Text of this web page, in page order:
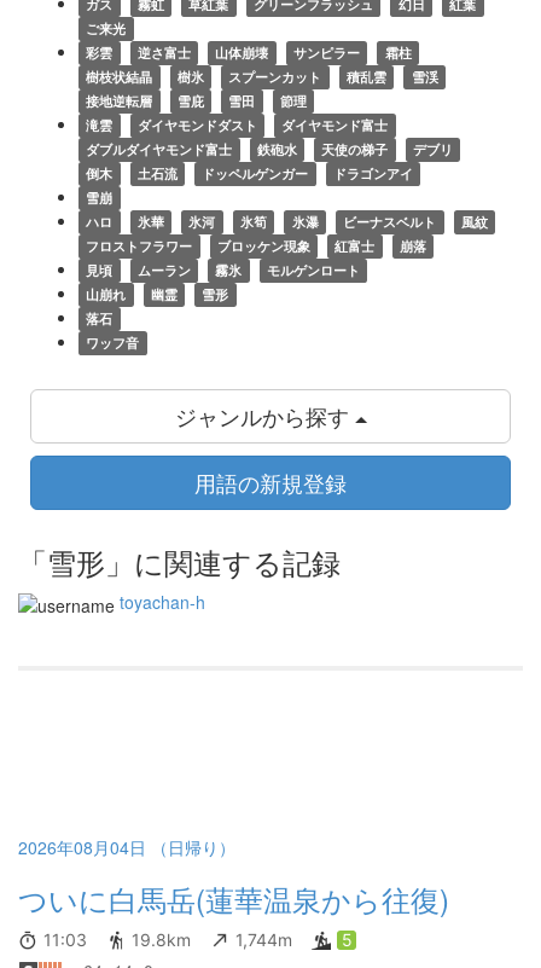
ガス
霧虹 草紅葉 グリーンフラッシュ 幻日
紅葉
ご来光
彩雲
逆さ富士 山体崩壊 サンピラー
霜柱
樹枝状結晶
樹氷 スプーンカット 積乱雲
雪渓
接地逆転層
雪庇 雪田
節理
滝雲
ダイヤモンドダスト
ダイヤモンド富士
ダブルダイヤモンド富士
鉄砲水 天使の梯子
デブリ
倒木
土石流 ドッペルゲンガー
ドラゴンアイ
雪崩
ハロ
氷華 氷河 氷筍 氷瀑 ビーナスベルト
風紋
フロストフラワー
ブロッケン現象 紅富士
崩落
見頃
ムーラン 霧氷
モルゲンロート
山崩れ
幽霊
雪形
落石
ワッフ音
ジャンルから探す
用語の新規登録
「雪形」に関連する記録
toyachan-h
2026年08月04日 （日帰り）
ついに白馬岳(蓮華温泉から往復)
11:03 19.8km 1,744m 5